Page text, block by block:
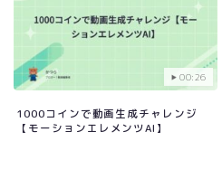
00:26
1000コインで動画生成チャレンジ
【モーションエレメンツAI】